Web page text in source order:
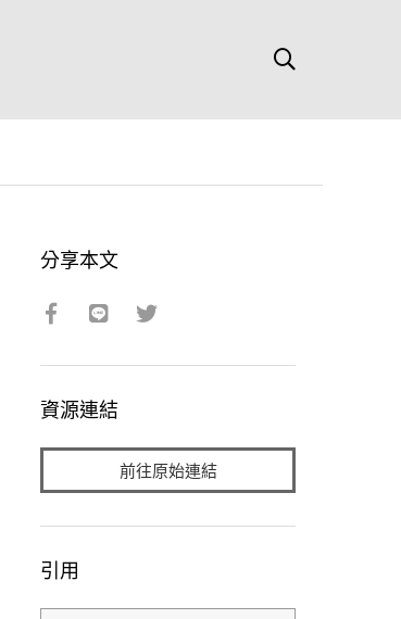
分享本文
資源連結
前往原始連結
引用